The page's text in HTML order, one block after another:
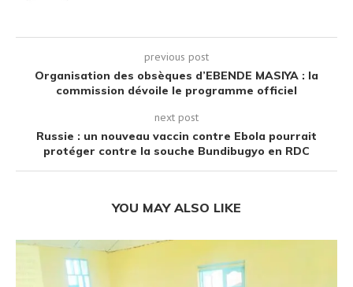
previous post
Organisation des obsèques d’EBENDE MASIYA : la
commission dévoile le programme officiel
next post
Russie : un nouveau vaccin contre Ebola pourrait
protéger contre la souche Bundibugyo en RDC
YOU MAY ALSO LIKE